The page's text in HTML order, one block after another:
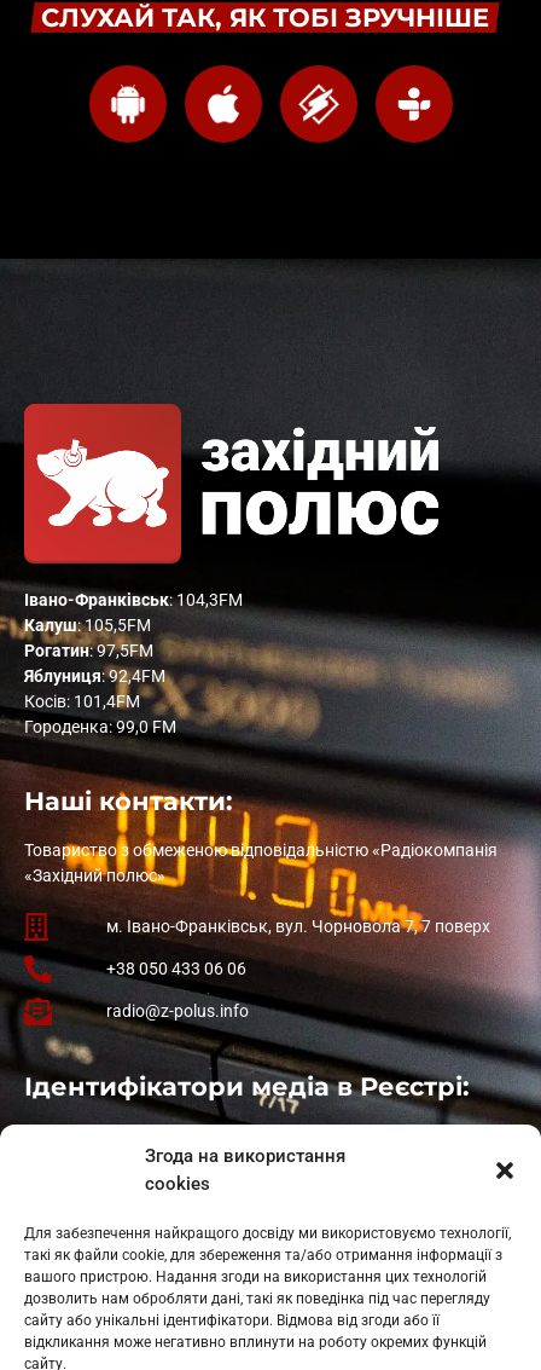
Згода на використання
cookies
Для забезпечення найкращого досвіду ми використовуємо технології,
такі як файли cookie, для збереження та/або отримання інформації з
вашого пристрою. Надання згоди на використання цих технологій
дозволить нам обробляти дані, такі як поведінка під час перегляду
сайту або унікальні ідентифікатори. Відмова від згоди або її
відкликання може негативно вплинути на роботу окремих функцій
сайту.
СЛУХАЙ ТАК, ЯК ТОБІ ЗРУЧНІШЕ
Івано-Франківськ: 104,3FM
Калуш: 105,5FM
Рогатин: 97,5FM
Яблуниця: 92,4FM
Косів: 101,4FM
Городенка: 99,0 FM
Наші контакти:
Товариство з обмеженою відповідальністю «Радіокомпанія
«Західний полюс»
м. Івано-Франківськ, вул. Чорновола 7, 7 поверх
+38 050 433 06 06
radio@z-polus.info
Ідентифікатори медіа в Реєстрі:
: L11-01410
: L11-01801
Косів: L11-01805
Гарасимів: L11-02274